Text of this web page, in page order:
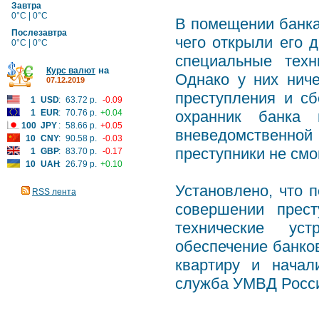
Завтра
0°C | 0°C
Послезавтра
0°C | 0°C
Курс валют на
07.12.2019
1 USD: 63.72 р. -0.09
1
EUR: 70.76 р. +0.04
100 JPY : 58.66 р. +0.05
10 CNY: 90.58 р. -0.03
1 GBP: 83.70 р. -0.17
10 UAH: 26.79 р. +0.10
RSS лента
В помещении
чего открыли его
специальные
Однако у них
преступления и
охранник банка
преступники не
Установлено, что
совершении
технические
обеспечение
квартиру и
служба УМВД